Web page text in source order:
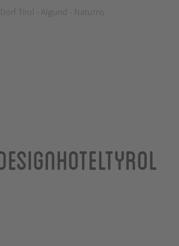
Tirol - Algund - Naturns